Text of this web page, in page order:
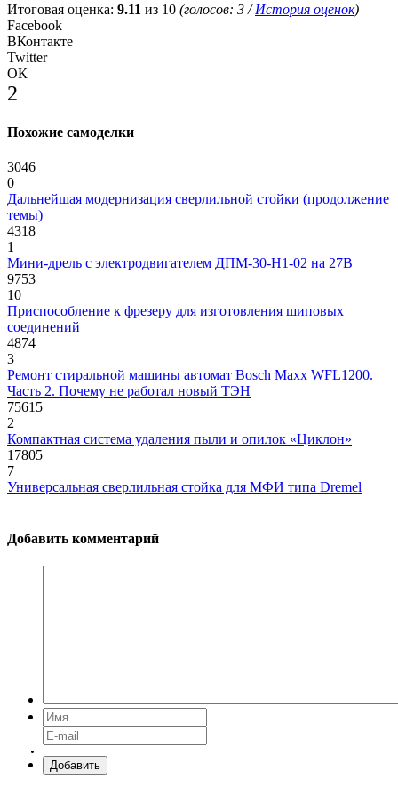
Итоговая оценка: 9.11 из 10 (голосов: 3 /История оценок)
Facebook
ВКонтакте
Twitter
ОК
2
Похожие самоделки
3046
0
Дальнейшая модернизация сверлильной стойки (продолжение
темы)
4318
1
Мини-дрель с электродвигателем ДПМ-30-Н1-02 на 27В
9753
10
Приспособление к фрезеру для изготовления шиповых
соединений
4874
3
Ремонт стиральной машины автомат Bosch Maxx WFL1200.
Часть 2. Почему не работал новый ТЭН
75615
2
Компактная система удаления пыли и опилок «Циклон»
17805
7
Универсальная сверлильная стойка для МФИ типа Dremel
Добавить комментарий
Добавить